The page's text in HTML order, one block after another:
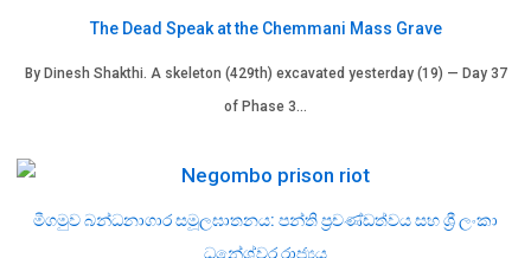
The Dead Speak at the Chemmani Mass Grave
By Dinesh Shakthi. A skeleton (429th) excavated yesterday (19) — Day 37
of Phase 3…
මීගමුව බන්ධනාගාර සමූලඝාතනය: පන්ති ප්‍රචණ්ඩත්වය සහ ශ්‍රී ලංකා
ධනේශ්වර රාජ්‍යය